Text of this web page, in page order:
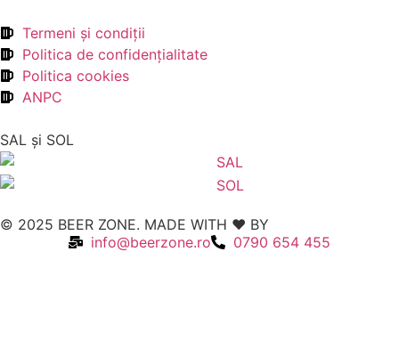
Termeni şi condiţii
Politica de confidenţialitate
Politica cookies
ANPC
SAL şi SOL
© 2025 BEER ZONE. MADE WITH ❤️ BY
info@beerzone.ro
0790 654 455